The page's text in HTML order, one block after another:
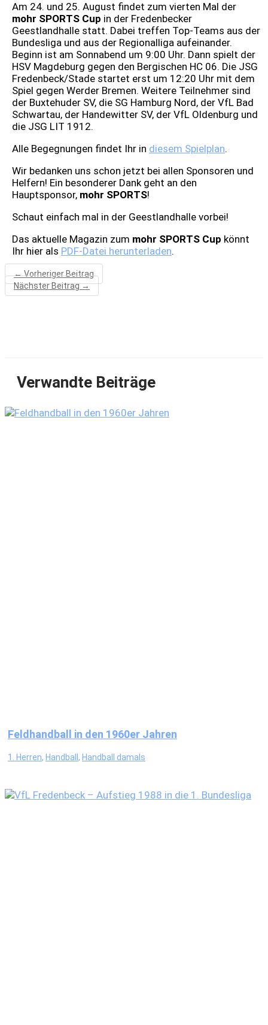
Am 24. und 25. August findet zum vierten Mal der
mohr SPORTS Cup in der Fredenbecker
Geestlandhalle statt. Dabei treffen Top-Teams aus der
Bundesliga und aus der Regionalliga aufeinander.
Beginn ist am Sonnabend um 9:00 Uhr. Dann spielt der
HSV Magdeburg gegen den Bergischen HC 06. Die JSG
Fredenbeck/Stade startet erst um 12:20 Uhr mit dem
Spiel gegen Werder Bremen. Weitere Teilnehmer sind
der Buxtehuder SV, die SG Hamburg Nord, der VfL Bad
Schwartau, der Handewitter SV, der VfL Oldenburg und
die JSG LIT 1912.
Alle Begegnungen findet Ihr in diesem Spielplan.
Wir bedanken uns schon jetzt bei allen Sponsoren und
Helfern! Ein besonderer Dank geht an den
Hauptsponsor, mohr SPORTS!
Schaut einfach mal in der Geestlandhalle vorbei!
Das aktuelle Magazin zum mohr SPORTS Cup könnt
Ihr hier als PDF-Datei herunterladen.
←Vorheriger Beitrag
Nächster Beitrag→
Verwandte Beiträge
Feldhandball in den 1960er Jahren
1. Herren, Handball, Handball damals